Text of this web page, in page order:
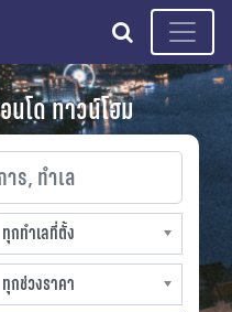
search
โด ทาวน์โฮม
ำเล
ทุกทำเลที่ตั้ง
ทุกช่วงราคา